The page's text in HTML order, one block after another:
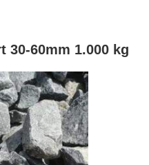
30-60mm 1.000 kg